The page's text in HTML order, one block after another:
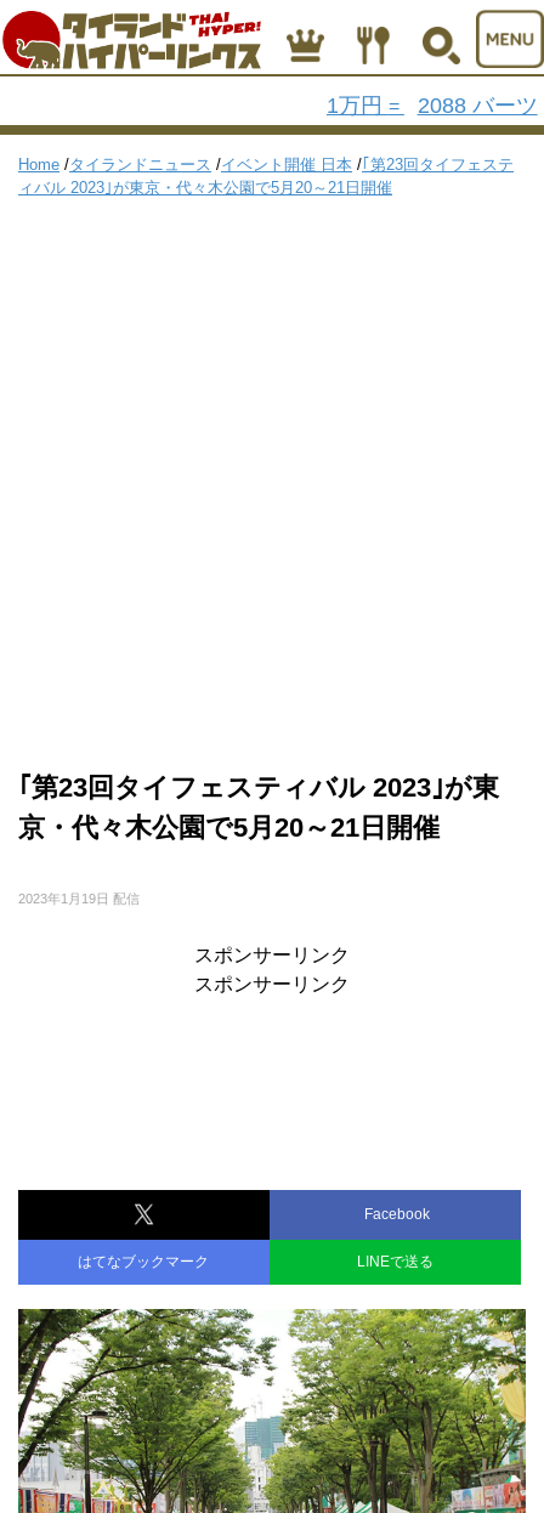
1万円 = 2088 バーツ
Home /タイランドニュース /イベント開催 日本 /｢第23回タイフェステ
ィバル 2023｣が東京・代々木公園で5月20～21日開催
｢第23回タイフェスティバル 2023｣が東
京・代々木公園で5月20～21日開催
2023年1月19日 配信
スポンサーリンク
スポンサーリンク
Facebook
はてなブックマーク LINEで送る